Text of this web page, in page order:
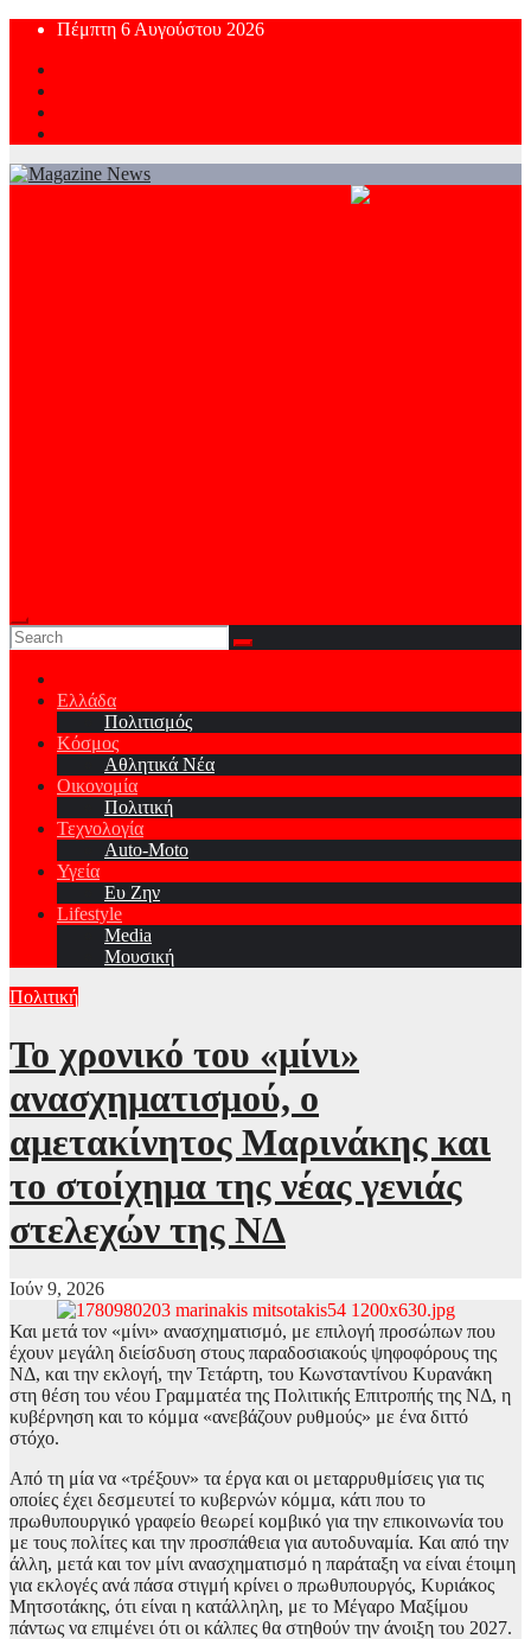
Skip
content
Πέμπτη 6 Αυγούστου 2026
Ελλάδα
Πολιτισμός
Κόσμος
Αθλητικά Νέα
Οικονομία
Πολιτική
Τεχνολογία
Auto-Moto
Υγεία
Ευ Ζην
Lifestyle
Media
Μουσική
Πολιτική
Το χρονικό του «μίνι»
ανασχηματισμού, ο
αμετακίνητος Μαρινάκης και
το στοίχημα της νέας γενιάς
στελεχών της ΝΔ
Ιούν 9, 2026
Και μετά τον «μίνι» ανασχηματισμό, με επιλογή προσώπων που
έχουν μεγάλη διείσδυση στους παραδοσιακούς ψηφοφόρους της
ΝΔ, και την εκλογή, την Τετάρτη, του Κωνσταντίνου Κυρανάκη
στη θέση του νέου Γραμματέα της Πολιτικής Επιτροπής της ΝΔ, η
κυβέρνηση και το κόμμα «ανεβάζουν ρυθμούς» με ένα διττό
στόχο.
Από τη μία να «τρέξουν» τα έργα και οι μεταρρυθμίσεις για τις
οποίες έχει δεσμευτεί το κυβερνών κόμμα, κάτι που το
πρωθυπουργικό γραφείο θεωρεί κομβικό για την επικοινωνία του
με τους πολίτες και την προσπάθεια για αυτοδυναμία. Και από την
άλλη, μετά και τον μίνι ανασχηματισμό η παράταξη να είναι έτοιμη
για εκλογές ανά πάσα στιγμή κρίνει ο πρωθυπουργός, Κυριάκος
Μητσοτάκης, ότι είναι η κατάλληλη, με το Μέγαρο Μαξίμου
πάντως να επιμένει ότι οι κάλπες θα στηθούν την άνοιξη του 2027.